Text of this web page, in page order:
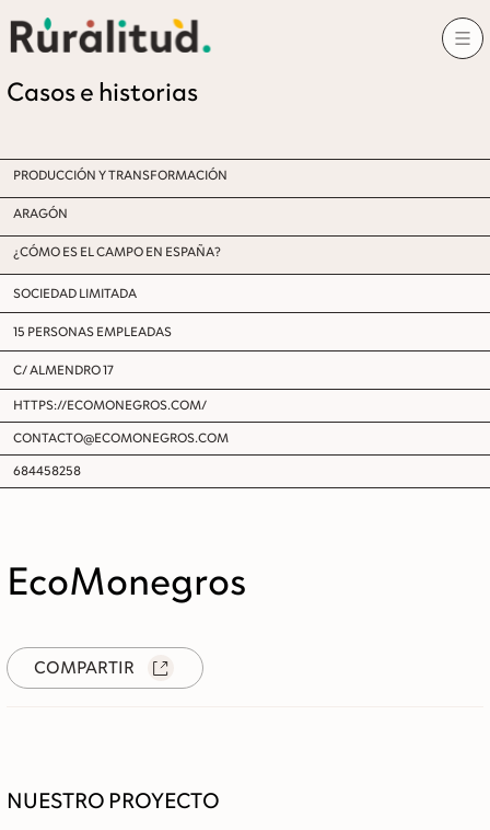
Casos e historias
PRODUCCIÓN Y TRANSFORMACIÓN
ARAGÓN
¿CÓMO ES EL CAMPO EN ESPAÑA?
SOCIEDAD LIMITADA
15 PERSONAS EMPLEADAS
C/ ALMENDRO 17
HTTPS://ECOMONEGROS.COM/
CONTACTO@ECOMONEGROS.COM
684458258
EcoMonegros
COMPARTIR
NUESTRO PROYECTO